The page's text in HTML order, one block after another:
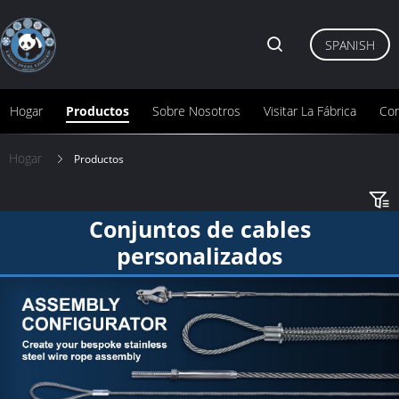
Hogar Productos Sobre Nosotros Visitar La Fábrica
SPANISH
Hogar Productos
Conjuntos de cables
personalizados